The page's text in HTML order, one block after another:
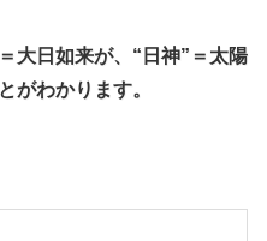
大日如来が、“日神”＝太陽
がわかります。